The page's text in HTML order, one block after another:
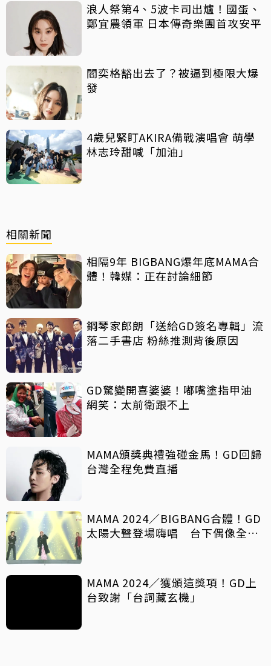
浪人祭第4、5波卡司出爐！國蛋、
鄭宜農領軍 日本傳奇樂團首攻安平
閻奕格豁出去了？被逼到極限大爆
發
4歲兒緊盯AKIRA備戰演唱會 萌學
林志玲甜喊「加油」
相關新聞
相隔9年 BIGBANG爆年底MAMA合
體！韓媒：正在討論細節
鋼琴家郎朗「送給GD簽名專輯」流
落二手書店 粉絲推測背後原因
GD驚變開喜婆婆！嘟嘴塗指甲油
網笑：太前衛跟不上
MAMA頒獎典禮強碰金馬！GD回歸
台灣全程免費直播
MAMA 2024／BIGBANG合體！GD
太陽大聲登場嗨唱 台下偶像全瘋
MAMA 2024／獲頒這獎項！GD上
台致謝「台詞藏玄機」